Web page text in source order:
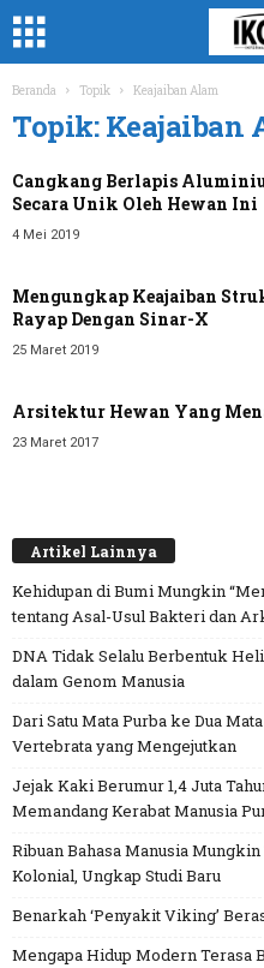
Beranda Topik Keajaiban Alam
Topik: Keajaiban
Cangkang Berlapis
Secara Unik Oleh Hewan Ini
4 Mei 2019
Mengungkap Keajaiban
Rayap Dengan Sinar-X
25 Maret 2019
Arsitektur Hewan Yang
23 Maret 2017
Artikel Lainnya
Kehidupan di Bumi Mungkin
tentang Asal-Usul Bakteri dan
DNA Tidak Selalu Berbentuk
dalam Genom Manusia
Dari Satu Mata Purba ke Dua
Vertebrata yang Mengejutkan
Jejak Kaki Berumur 1,4 Juta
Memandang Kerabat Manusia
Ribuan Bahasa Manusia
Kolonial, Ungkap Studi Baru
Benarkah ‘Penyakit Viking’
Mengapa Hidup Modern Terasa